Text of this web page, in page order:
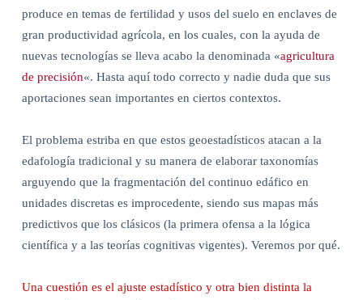
produce en temas de fertilidad y usos del suelo en enclaves de
gran productividad agrícola, en los cuales, con la ayuda de
nuevas tecnologías se lleva acabo la denominada «agricultura
de precisión«. Hasta aquí todo correcto y nadie duda que sus
aportaciones sean importantes en ciertos contextos.
El problema estriba en que estos geoestadísticos atacan a la
edafología tradicional y su manera de elaborar taxonomías
arguyendo que la fragmentación del continuo edáfico en
unidades discretas es improcedente, siendo sus mapas más
predictivos que los clásicos (la primera ofensa a la lógica
científica y a las teorías cognitivas vigentes). Veremos por qué.
Una cuestión es el ajuste estadístico y otra bien distinta la